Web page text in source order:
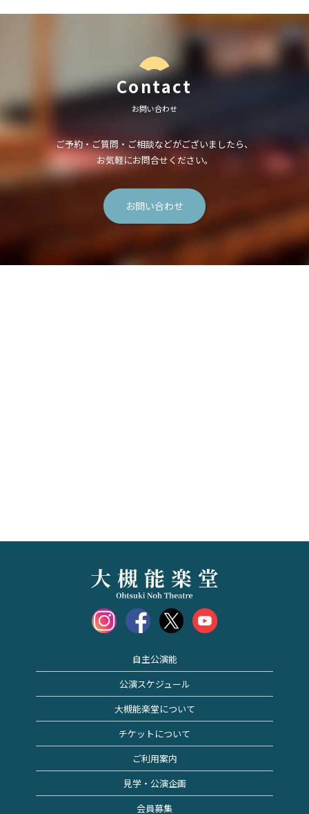
Contact
お問い合わせ
ご予約・ご質問・ご相談などがございましたら、
お気軽にお問合せください。
お問い合わせ
自主公演能
公演スケジュール
大槻能楽堂について
チケットについて
ご利用案内
見学・公演企画
会員募集